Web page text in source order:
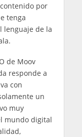
por
tenga
lenguaje de la
de Moov
responde a
con
un
muy
mundo digital